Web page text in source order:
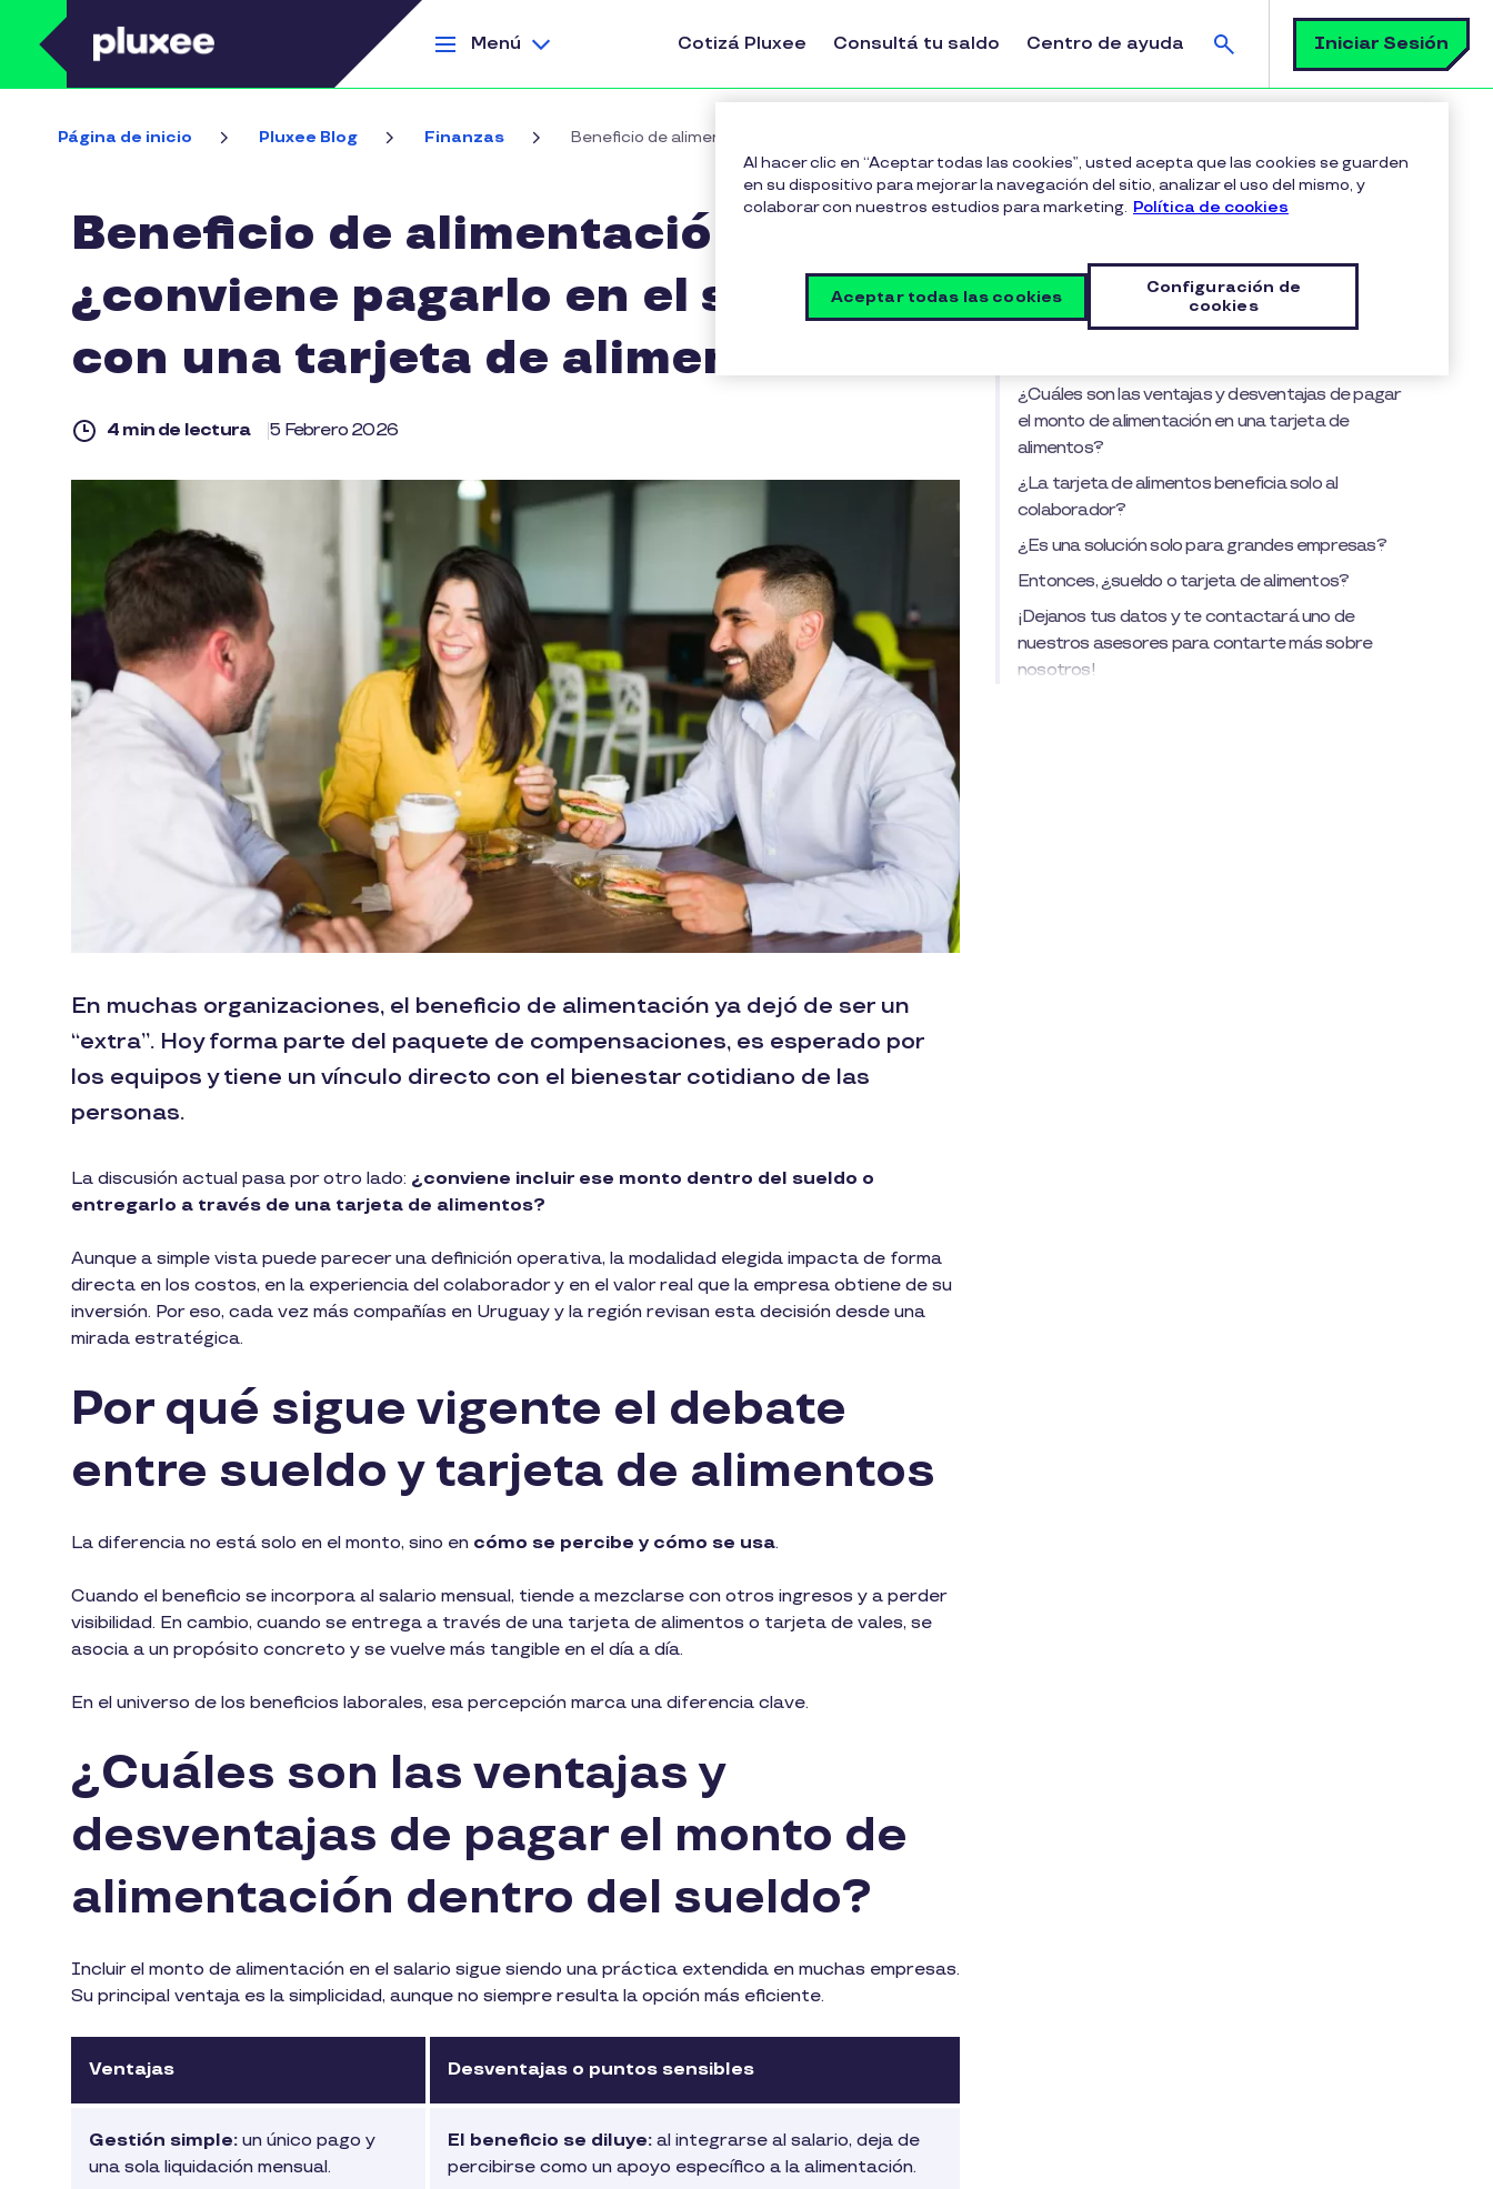
Pasar al contenido principal
Menú
Cotizá Pluxee Consultá tu saldo Centro de ayuda
Buscar
Iniciar Sesión
Página de inicio Pluxee Blog Finanzas Beneficio de alimentación: ¿conviene pagarlo en el sueldo o con una tarjeta de alimentos?
Beneficio de alimentación:
¿conviene pagarlo en el sueldo o
con una tarjeta de alimentos?
4 min de lectura 5 Febrero 2026
En muchas organizaciones, el beneficio de alimentación ya dejó de ser un
“extra”. Hoy forma parte del paquete de compensaciones, es esperado por
los equipos y tiene un vínculo directo con el bienestar cotidiano de las
personas.
La discusión actual pasa por otro lado: ¿conviene incluir ese monto dentro del sueldo o
entregarlo a través de una tarjeta de alimentos?
Aunque a simple vista puede parecer una definición operativa, la modalidad elegida impacta de forma
directa en los costos, en la experiencia del colaborador y en el valor real que la empresa obtiene de su
inversión. Por eso, cada vez más compañías en Uruguay y la región revisan esta decisión desde una
mirada estratégica.
Por qué sigue vigente el debate
entre sueldo y tarjeta de alimentos
La diferencia no está solo en el monto, sino en cómo se percibe y cómo se usa.
Cuando el beneficio se incorpora al salario mensual, tiende a mezclarse con otros ingresos y a perder
visibilidad. En cambio, cuando se entrega a través de una tarjeta de alimentos o tarjeta de vales, se
asocia a un propósito concreto y se vuelve más tangible en el día a día.
En el universo de los beneficios laborales, esa percepción marca una diferencia clave.
¿Cuáles son las ventajas y
desventajas de pagar el monto de
alimentación dentro del sueldo?
Incluir el monto de alimentación en el salario sigue siendo una práctica extendida en muchas empresas.
Su principal ventaja es la simplicidad, aunque no siempre resulta la opción más eficiente.
Ventajas Desventajas o puntos sensibles
Gestión simple: un único pago y
una sola liquidación mensual.
El beneficio se diluye: al integrarse al salario, deja de
percibirse como un apoyo específico a la alimentación.
Tabla de contenido
Por qué sigue vigente el debate entre sueldo
y tarjeta de alimentos
¿Cuáles son las ventajas y desventajas de pagar
¿Cuáles son las ventajas y desventajas de pagar
el monto de alimentación en una tarjeta de
alimentos?
¿La tarjeta de alimentos beneficia solo al
colaborador?
¿Es una solución solo para grandes empresas?
Entonces, ¿sueldo o tarjeta de alimentos?
¡Dejanos tus datos y te contactará uno de
nuestros asesores para contarte más sobre
nosotros!
Al hacer clic en “Aceptar todas las cookies”, usted acepta que las cookies se guarden
en su dispositivo para mejorar la navegación del sitio, analizar el uso del mismo, y
colaborar con nuestros estudios para marketing. Política de cookies
Configuración de
cookies
Aceptar todas las cookies